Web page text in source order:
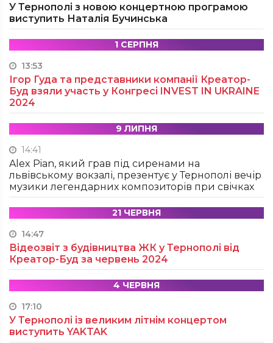
У Тернополі з новою концертною програмою
виступить Наталія Бучинська
1 СЕРПНЯ
13:53
Ігор Гуда та представники компанії Креатор-
Буд взяли участь у Конгресі INVEST IN UKRAINE
2024
9 ЛИПНЯ
14:41
Alex Pian, який грав під сиренами на
львівському вокзалі, презентує у Тернополі вечір
музики легендарних композиторів при свічках
21 ЧЕРВНЯ
14:47
Відеозвіт з будівництва ЖК у Тернополі від
Креатор-Буд за червень 2024
4 ЧЕРВНЯ
17:10
У Тернополі із великим літнім концертом
виступить YAKTAK